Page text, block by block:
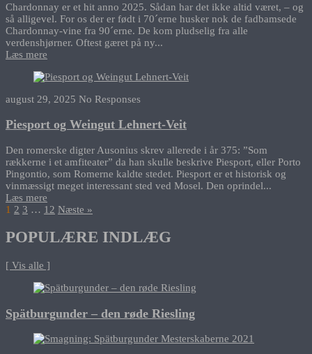
Chardonnay er et hit anno 2025. Sådan har det ikke altid været, – og
så alligevel. For os der er født i 70´erne husker nok de fadbamsede
Chardonnay-vine fra 90´erne. De kom pludselig fra alle
verdenshjørner. Oftest gæret på ny...
Læs mere
august 29, 2025 No Responses
Piesport og Weingut Lehnert-Veit
Den romerske digter Ausonius skrev allerede i år 375: ”Som
rækkerne i et amfiteater” da han skulle beskrive Piesport, eller Porto
Pingontio, som Romerne kaldte stedet. Piesport er et historisk og
vinmæssigt meget interessant sted ved Mosel. Den oprindel...
Læs mere
1 2 3 … 12 Næste »
POPULÆRE INDLÆG
[ Vis alle ]
Spätburgunder – den røde Riesling